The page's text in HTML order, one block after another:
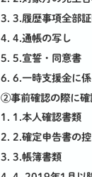
3.履歴事項全部
4.通帳の写し
5.宣誓・同意書
6.一時支援金に
②事前確認の際に確
1.本人確認書類
2.確定申告書の
3.帳簿書類